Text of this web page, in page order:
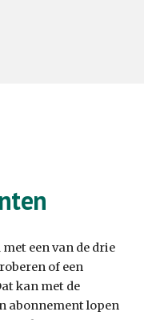
een van de drie
of een
kan met de
abonnement lopen